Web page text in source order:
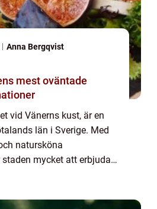
Anna Bergqvist
mest oväntade
vid Vänerns kust, är en
län i Sverige. Med
natursköna
mycket att erbjuda